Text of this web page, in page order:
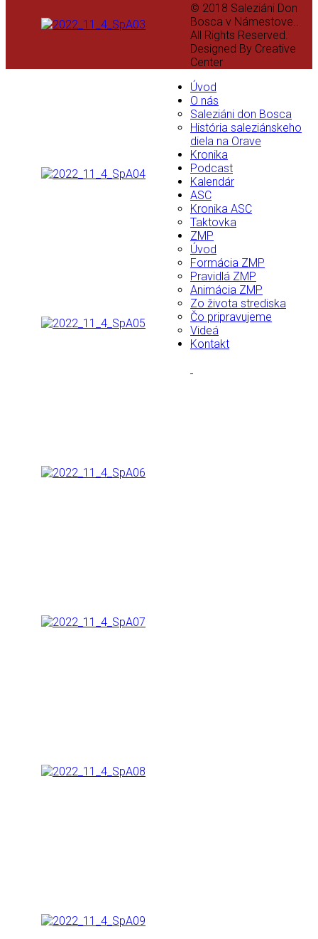
© 2018 Saleziáni Don
Bosca v Námestove..
All Rights Reserved.
Designed By Creative
Center
Úvod
O nás
Saleziáni don Bosca
História saleziánskeho
diela na Orave
Kronika
Podcast
Kalendár
ASC
Kronika ASC
Taktovka
ZMP
Úvod
Formácia ZMP
Pravidlá ZMP
Animácia ZMP
Zo života strediska
Čo pripravujeme
Videá
Kontakt